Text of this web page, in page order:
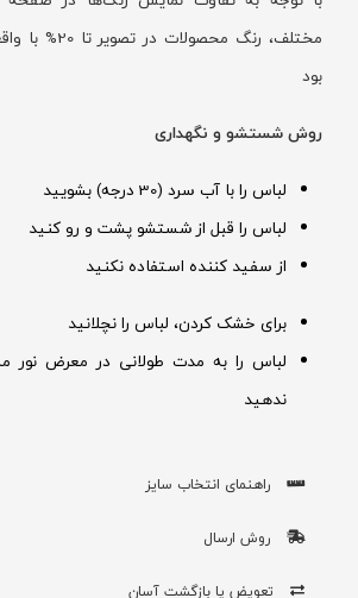
مختلف، رنگ
بود
روش شستشو و نگهداری
لباس را با آب سرد (30 درجه) بشویید
لباس را قبل از شستشو پشت و رو کنید
از سفید کننده استفاده نکنید
برای خشک کردن، لباس را نچلانید
لباس را به مدت طولانی در معرض نور
ندهید
راهنمای انتخاب سایز
روش ارسال
تعویض یا بازگشت آسان